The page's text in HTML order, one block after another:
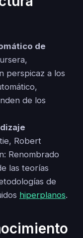
de
perspicaz a los
de los
Robert
Renombrado
las teorías
de
hiperplanos.